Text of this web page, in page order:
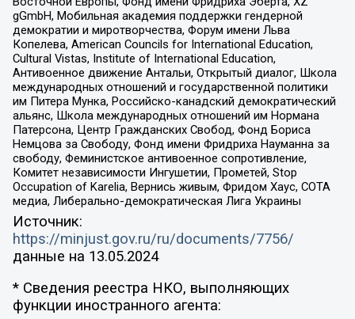
gGmbH, Мобильная академия поддержки гендерной
демократии и миротворчества, Форум имени Льва
Копелева, American Councils for International Education,
Cultural Vistas, Institute of International Education,
Антивоенное движение Антальи, Открытый диалог, Школа
международных отношений и государственной политики
им Питера Мунка, Российско-канадский демократический
альянс, Школа международных отношений им Нормана
Патерсона, Центр Гражданских Свобод, Фонд Бориса
Немцова за Свободу, Фонд имени Фридриха Науманна за
свободу, Феминистское антивоенное сопротивление,
Комитет независимости Ингушетии, Прометей, Stop
Occupation of Karelia, Вернись живым, Фридом Хаус, СОТА
медиа, Либерально-демократическая Лига Украины
Источник:
https://minjust.gov.ru/ru/documents/7756/
данные на 13.05.2024
* Сведения реестра НКО, выполняющих
функции иностранного агента: